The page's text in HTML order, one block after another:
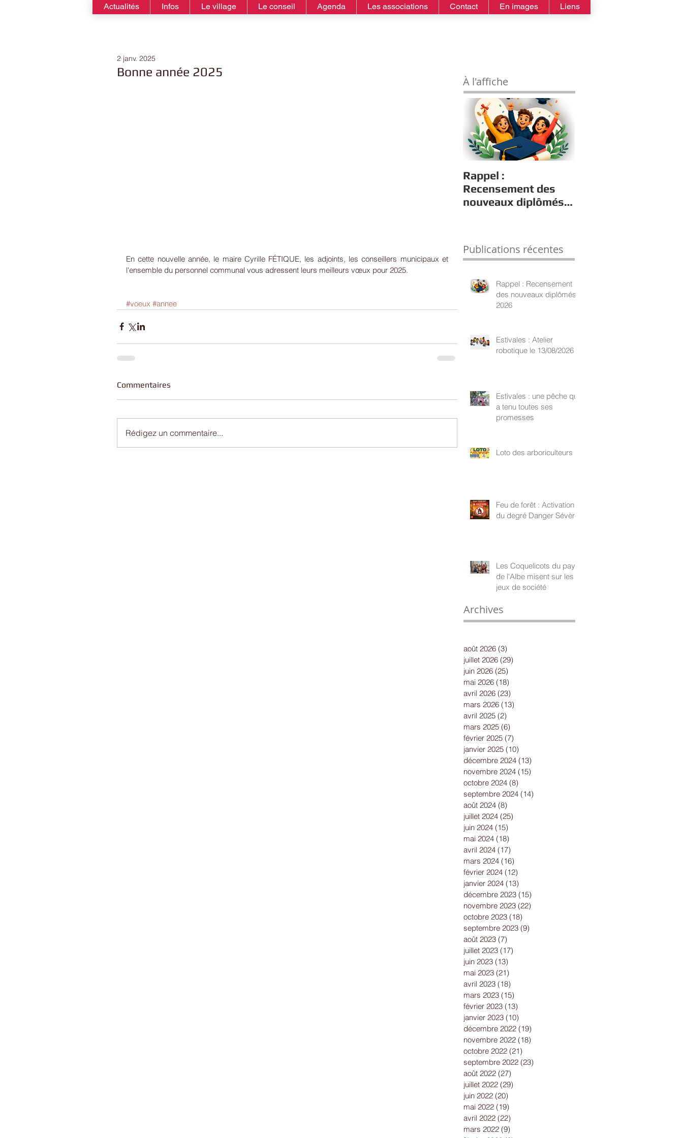
Actualités Infos Le village Le conseil Agenda Les associations Contact En images Liens
Bonne année 2025
2 janv. 2025
En cette nouvelle année, le maire Cyrille FÉTIQUE, les adjoints, les conseillers municipaux et
l'ensemble du personnel communal vous adressent leurs meilleurs vœux pour 2025.
#voeux #annee
Commentaires
Rédigez un commentaire...
À l'affiche
Rappel :
Recensement des
nouveaux diplômés
Publications récentes
Rappel : Recensement
des nouveaux diplômés
2026
Estivales : Atelier
robotique le 13/08/2026
Estivales : une pêche qui
a tenu toutes ses
promesses
Loto des arboriculteurs
Feu de forêt : Activation
du degré Danger Sévère
Les Coquelicots du pays
de l'Albe misent sur les
jeux de société
Archives
août 2026 (3)
juillet 2026 (29)
juin 2026 (25)
mai 2026 (18)
avril 2026 (23)
mars 2026 (13)
avril 2025 (2)
mars 2025 (6)
février 2025 (7)
janvier 2025 (10)
décembre 2024 (13)
novembre 2024 (15)
octobre 2024 (8)
septembre 2024 (14)
août 2024 (8)
juillet 2024 (25)
juin 2024 (15)
mai 2024 (18)
avril 2024 (17)
mars 2024 (16)
février 2024 (12)
janvier 2024 (13)
décembre 2023 (15)
novembre 2023 (22)
octobre 2023 (18)
septembre 2023 (9)
août 2023 (7)
juillet 2023 (17)
juin 2023 (13)
mai 2023 (21)
avril 2023 (18)
mars 2023 (15)
février 2023 (13)
janvier 2023 (10)
décembre 2022 (19)
novembre 2022 (18)
octobre 2022 (21)
septembre 2022 (23)
août 2022 (27)
juillet 2022 (29)
juin 2022 (20)
mai 2022 (19)
avril 2022 (22)
mars 2022 (9)